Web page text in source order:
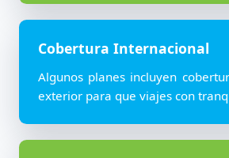
Cobertura Internacional
Algunos planes incluyen
exterior para que viajes con